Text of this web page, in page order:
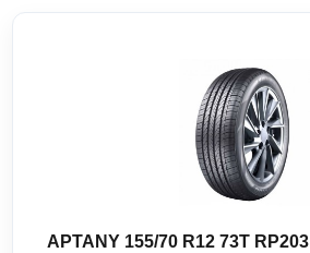
APTANY 155/70 R12 73T RP203